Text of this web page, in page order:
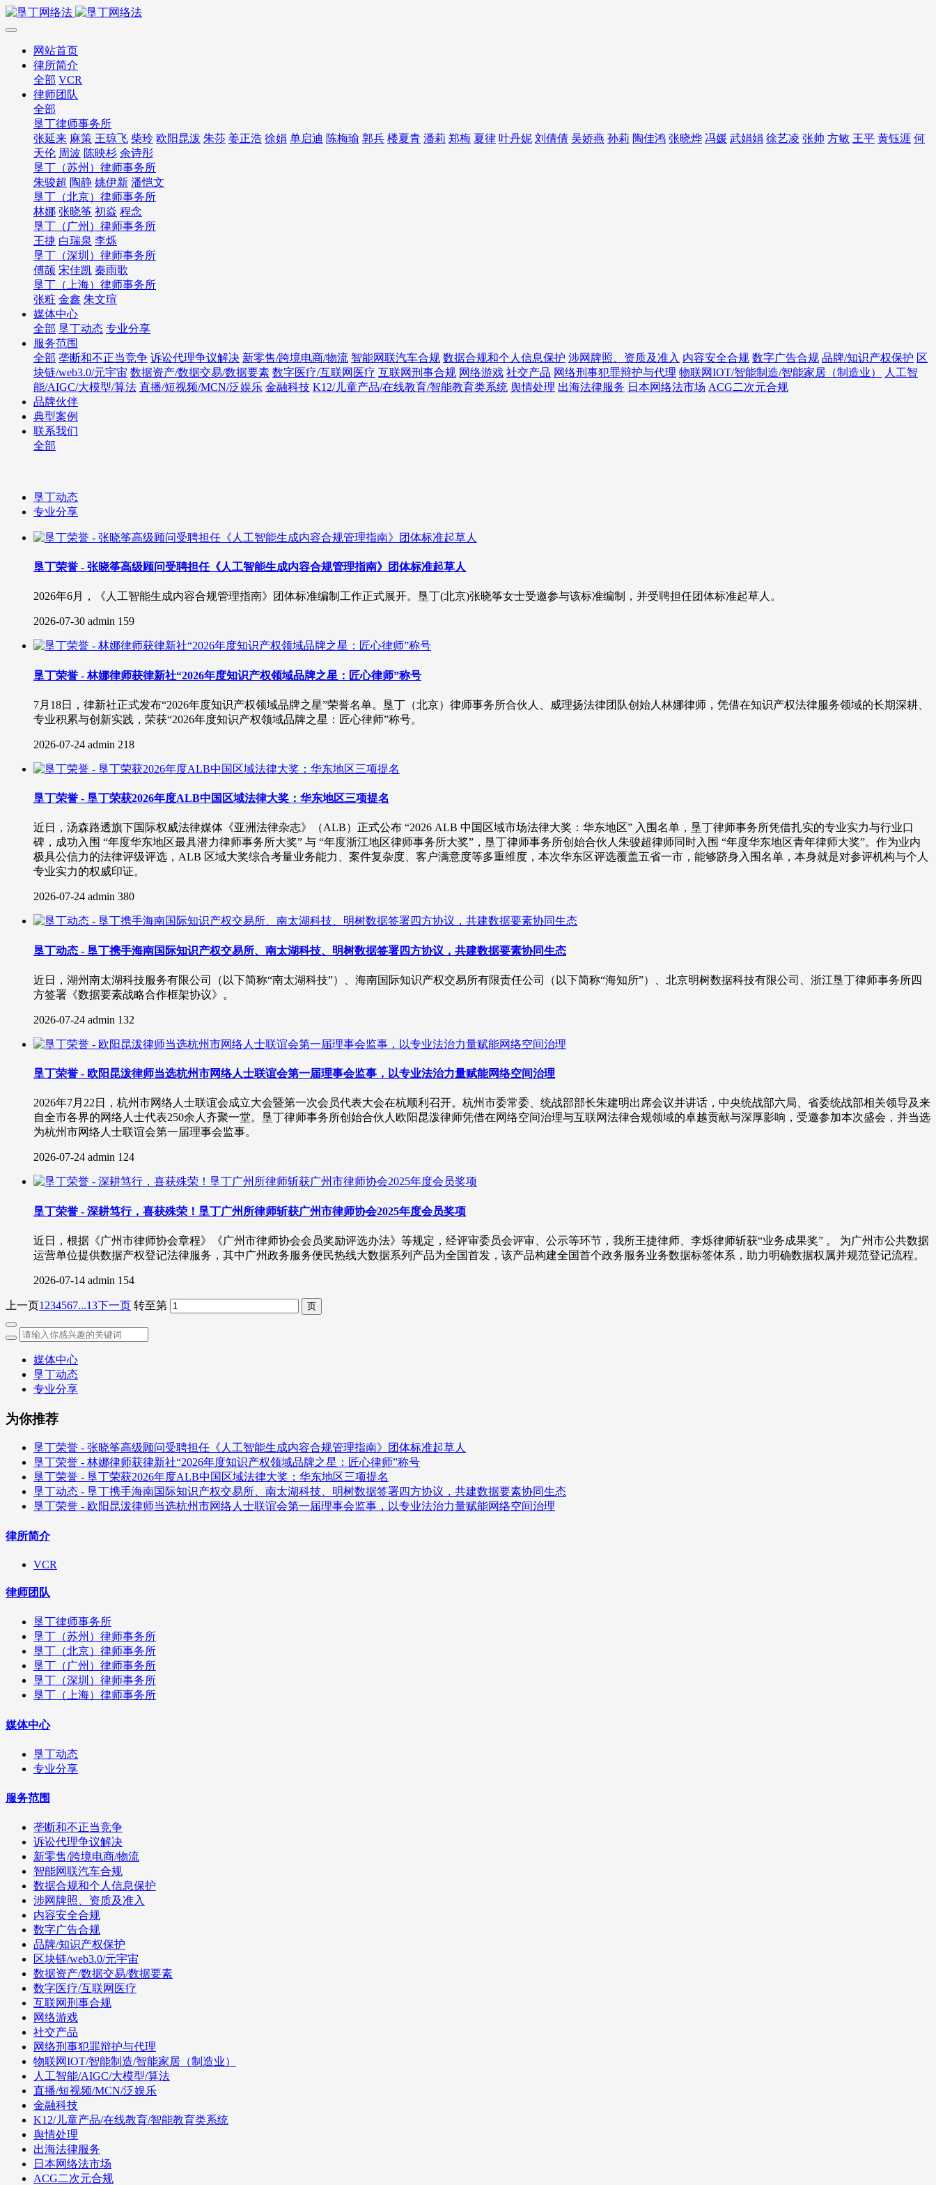
网站首页
律所简介
全部 VCR
律师团队
全部
垦丁律师事务所
张延来 麻策 王琼飞 柴玲 欧阳昆泼 朱莎 姜正浩 徐娟 单启迪 陈梅瑜 郭兵 楼夏青 潘莉 郑梅 夏律 叶丹妮 刘倩倩 吴娇燕 孙莉 陶佳鸿 张晓烨 冯媛 武娟娟 徐艺凌 张帅 方敏 王平 黄钰涯 何
天伦 周波 陈映杉 余诗彤
垦丁（苏州）律师事务所
朱骏超 陶静 姚伊新 潘恺文
垦丁（北京）律师事务所
林娜 张晓筝 初焱 程念
垦丁（广州）律师事务所
王捷 白瑞泉 李烁
垦丁（深圳）律师事务所
傅颉 宋佳凯 秦雨歌
垦丁（上海）律师事务所
张粧 金鑫 朱文瑄
媒体中心
全部 垦丁动态 专业分享
服务范围
全部 垄断和不正当竞争 诉讼代理争议解决 新零售/跨境电商/物流 智能网联汽车合规 数据合规和个人信息保护 涉网牌照、资质及准入 内容安全合规 数字广告合规 品牌/知识产权保护 区
块链/web3.0/元宇宙 数据资产/数据交易/数据要素 数字医疗/互联网医疗 互联网刑事合规 网络游戏 社交产品 网络刑事犯罪辩护与代理 物联网IOT/智能制造/智能家居（制造业）
人工智
能/AIGC/大模型/算法 直播/短视频/MCN/泛娱乐 金融科技 K12/儿童产品/在线教育/智能教育类系统 舆情处理 出海法律服务 日本网络法市场 ACG二次元合规
品牌伙伴
典型案例
联系我们
全部
垦丁动态
专业分享
垦丁荣誉 - 张晓筝高级顾问受聘担任《人工智能生成内容合规管理指南》团体标准起草人
2026年6月，《人工智能生成内容合规管理指南》团体标准编制工作正式展开。垦丁(北京)张晓筝女士受邀参与该标准编制，并受聘担任团体标准起草人。
2026-07-30 admin 159
垦丁荣誉 - 林娜律师获律新社“2026年度知识产权领域品牌之星：匠心律师”称号
7月18日，律新社正式发布“2026年度知识产权领域品牌之星”荣誉名单。垦丁（北京）律师事务所合伙人、威理扬法律团队创始人林娜律师，凭借在知识产权法律服务领域的长期深耕、
专业积累与创新实践，荣获“2026年度知识产权领域品牌之星：匠心律师”称号。
2026-07-24 admin 218
垦丁荣誉 - 垦丁荣获2026年度ALB中国区域法律大奖：华东地区三项提名
近日，汤森路透旗下国际权威法律媒体《亚洲法律杂志》（ALB）正式公布 “2026 ALB 中国区域市场法律大奖：华东地区” 入围名单，垦丁律师事务所凭借扎实的专业实力与行业口
碑，成功入围 “年度华东地区最具潜力律师事务所大奖” 与 “年度浙江地区律师事务所大奖”，垦丁律师事务所创始合伙人朱骏超律师同时入围 “年度华东地区青年律师大奖”。作为业内
极具公信力的法律评级评选，ALB 区域大奖综合考量业务能力、案件复杂度、客户满意度等多重维度，本次华东区评选覆盖五省一市，能够跻身入围名单，本身就是对参评机构与个人
专业实力的权威印证。
2026-07-24 admin 380
垦丁动态 - 垦丁携手海南国际知识产权交易所、南太湖科技、明树数据签署四方协议，共建数据要素协同生态
近日，湖州南太湖科技服务有限公司（以下简称“南太湖科技”）、海南国际知识产权交易所有限责任公司（以下简称“海知所”）、北京明树数据科技有限公司、浙江垦丁律师事务所四
方签署《数据要素战略合作框架协议》。
2026-07-24 admin 132
垦丁荣誉 - 欧阳昆泼律师当选杭州市网络人士联谊会第一届理事会监事，以专业法治力量赋能网络空间治理
2026年7月22日，杭州市网络人士联谊会成立大会暨第一次会员代表大会在杭顺利召开。杭州市委常委、统战部部长朱建明出席会议并讲话，中央统战部六局、省委统战部相关领导及来
自全市各界的网络人士代表250余人齐聚一堂。垦丁律师事务所创始合伙人欧阳昆泼律师凭借在网络空间治理与互联网法律合规领域的卓越贡献与深厚影响，受邀参加本次盛会，并当选
为杭州市网络人士联谊会第一届理事会监事。
2026-07-24 admin 124
垦丁荣誉 - 深耕笃行，喜获殊荣！垦丁广州所律师斩获广州市律师协会2025年度会员奖项
近日，根据《广州市律师协会章程》《广州市律师协会会员奖励评选办法》等规定，经评审委员会评审、公示等环节，我所王捷律师、李烁律师斩获“业务成果奖” 。 为广州市公共数据
运营单位提供数据产权登记法律服务，其中广州政务服务便民热线大数据系列产品为全国首发，该产品构建全国首个政务服务业务数据标签体系，助力明确数据权属并规范登记流程。
2026-07-14 admin 154
上一页1 234567...13下一页 转至第
媒体中心
垦丁动态
专业分享
为你推荐
垦丁荣誉 - 张晓筝高级顾问受聘担任《人工智能生成内容合规管理指南》团体标准起草人
垦丁荣誉 - 林娜律师获律新社“2026年度知识产权领域品牌之星：匠心律师”称号
垦丁荣誉 - 垦丁荣获2026年度ALB中国区域法律大奖：华东地区三项提名
垦丁动态 - 垦丁携手海南国际知识产权交易所、南太湖科技、明树数据签署四方协议，共建数据要素协同生态
垦丁荣誉 - 欧阳昆泼律师当选杭州市网络人士联谊会第一届理事会监事，以专业法治力量赋能网络空间治理
律所简介
VCR
律师团队
垦丁律师事务所
垦丁（苏州）律师事务所
垦丁（北京）律师事务所
垦丁（广州）律师事务所
垦丁（深圳）律师事务所
垦丁（上海）律师事务所
媒体中心
垦丁动态
专业分享
服务范围
垄断和不正当竞争
诉讼代理争议解决
新零售/跨境电商/物流
智能网联汽车合规
数据合规和个人信息保护
涉网牌照、资质及准入
内容安全合规
数字广告合规
品牌/知识产权保护
区块链/web3.0/元宇宙
数据资产/数据交易/数据要素
数字医疗/互联网医疗
互联网刑事合规
网络游戏
社交产品
网络刑事犯罪辩护与代理
物联网IOT/智能制造/智能家居（制造业）
人工智能/AIGC/大模型/算法
直播/短视频/MCN/泛娱乐
金融科技
K12/儿童产品/在线教育/智能教育类系统
舆情处理
出海法律服务
日本网络法市场
ACG二次元合规